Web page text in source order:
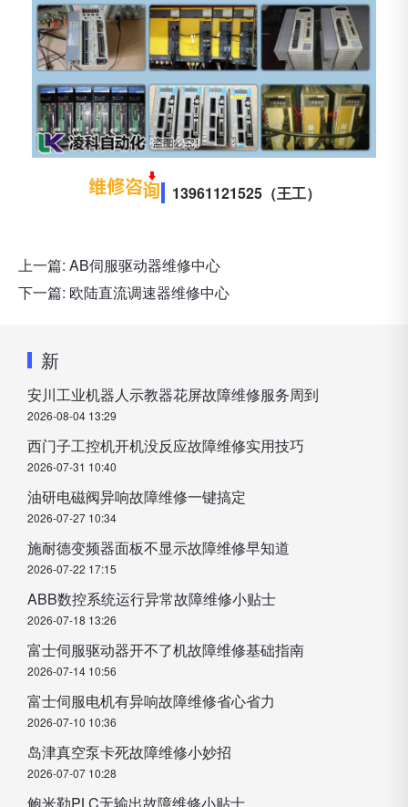
13961121525（王工）
上一篇: AB伺服驱动器维修中心
下一篇: 欧陆直流调速器维修中心
新
安川工业机器人示教器花屏故障维修服务周到
2026-08-04 13:29
西门子工控机开机没反应故障维修实用技巧
2026-07-31 10:40
油研电磁阀异响故障维修一键搞定
2026-07-27 10:34
施耐德变频器面板不显示故障维修早知道
2026-07-22 17:15
ABB数控系统运行异常故障维修小贴士
2026-07-18 13:26
富士伺服驱动器开不了机故障维修基础指南
2026-07-14 10:56
富士伺服电机有异响故障维修省心省力
2026-07-10 10:36
岛津真空泵卡死故障维修小妙招
2026-07-07 10:28